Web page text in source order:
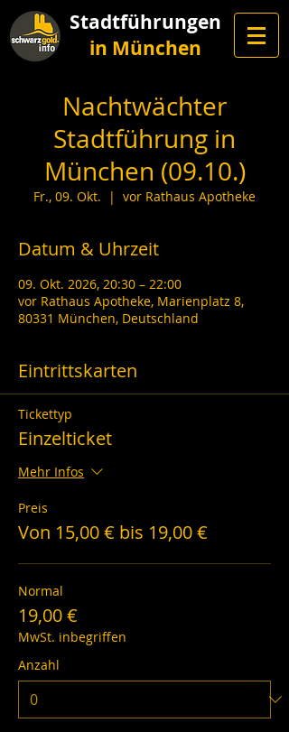
Stadtführungen
in München
Nachtwächter
Stadtführung in
München (09.10.)
Fr., 09. Okt.
  |
vor Rathaus Apotheke
Datum & Uhrzeit
09. Okt. 2026, 20:30 – 22:00
vor Rathaus Apotheke, Marienplatz 8,
80331 München, Deutschland
Eintrittskarten
Tickettyp
Einzelticket
Mehr Infos
Preis
Von 15,00 € bis 19,00 €
Normal
19,00 €
MwSt. inbegriffen
Anzahl